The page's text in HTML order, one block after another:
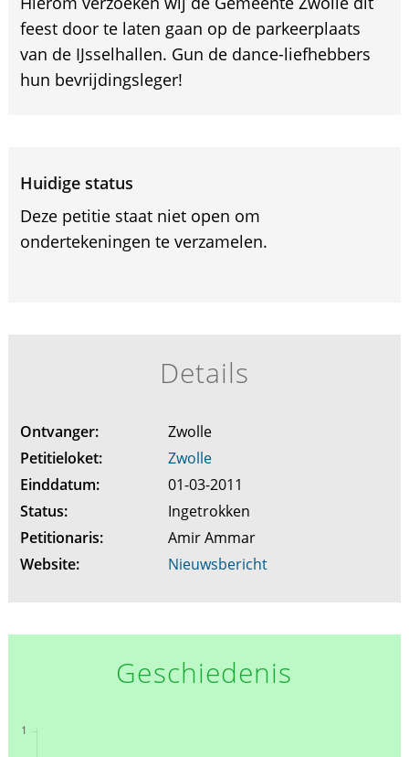
feest door te laten gaan op de parkeerplaats
van de IJsselhallen. Gun de dance-liefhebbers
hun bevrijdingsleger!
Huidige status
Deze petitie staat niet open om
ondertekeningen te verzamelen.
Details
Ontvanger:
Zwolle
Petitieloket:
Zwolle
Einddatum:
01-03-2011
Status:
Ingetrokken
Petitionaris:
Amir Ammar
Website:
Nieuwsbericht
Geschiedenis